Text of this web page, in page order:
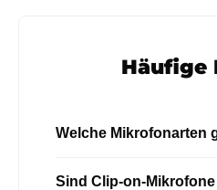
Häufige
Welche Mikrofonarten
Sind Clip-on-